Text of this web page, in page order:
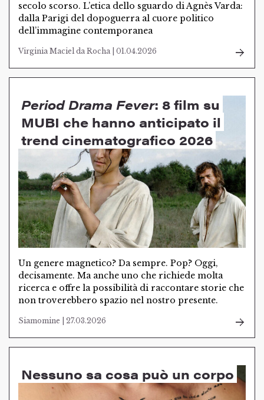
secolo scorso. L’etica dello sguardo di Agnès Varda:
dalla Parigi del dopoguerra al cuore politico
dell’immagine contemporanea
Virginia Maciel da Rocha | 01.04.2026
Period Drama Fever: 8 film su
MUBI che hanno anticipato il
trend cinematografico 2026
Un genere magnetico? Da sempre. Pop? Oggi,
decisamente. Ma anche uno che richiede molta
ricerca e offre la possibilità di raccontare storie che
non troverebbero spazio nel nostro presente.
Siamomine | 27.03.2026
Nessuno sa cosa può un corpo